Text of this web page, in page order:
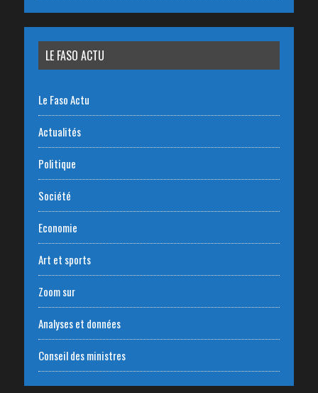
LE FASO ACTU
Le Faso Actu
Actualités
Politique
Société
Economie
Art et sports
Zoom sur
Analyses et données
Conseil des ministres